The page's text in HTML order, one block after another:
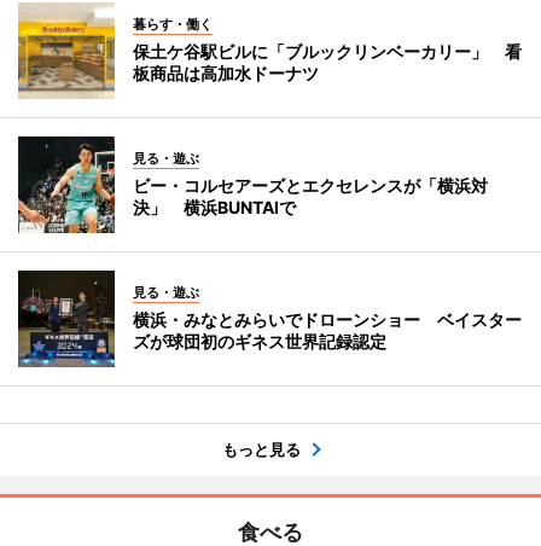
暮らす・働く
保土ケ谷駅ビルに「ブルックリンベーカリー」 看
板商品は高加水ドーナツ
見る・遊ぶ
ビー・コルセアーズとエクセレンスが「横浜対
決」 横浜BUNTAIで
見る・遊ぶ
横浜・みなとみらいでドローンショー ベイスター
ズが球団初のギネス世界記録認定
もっと見る
食べる